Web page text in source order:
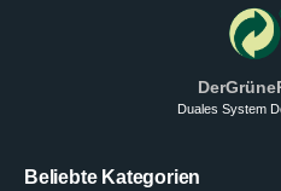
Duales System
Beliebte Kategorien